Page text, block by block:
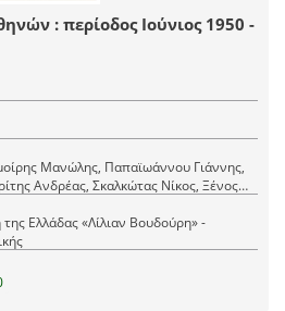
: περίοδος Ιούνιος 1950 -
Μανώλης, Παπαϊωάννου Γιάννης,
Ανδρέας, Σκαλκώτας Νίκος, Ξένος
Γεώργιος
Ελλάδας «Λίλιαν Βουδούρη» -